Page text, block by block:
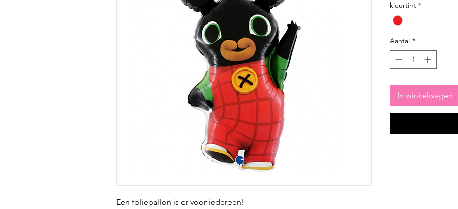
Een folieballon is er voor iedereen!
kleurtint *
Aantal *
In winkelwagen